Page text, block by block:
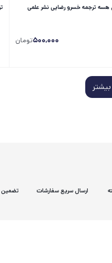
هسه ترجمه خسرو رضایی نشر علمی
500,000تومان
ارسال سریع سفارشات تضمین